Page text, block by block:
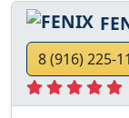
8 (916) 225-